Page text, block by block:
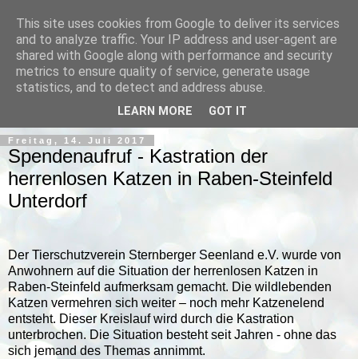
Freitag, 14. Juli 2017
Spendenaufruf - Kastration der
herrenlosen Katzen in Raben-Steinfeld
Unterdorf
Der Tierschutzverein Sternberger Seenland e.V. wurde von
Anwohnern auf die Situation der herrenlosen Katzen in
Raben-Steinfeld aufmerksam gemacht. Die wildlebenden
Katzen vermehren sich weiter – noch mehr Katzenelend
entsteht. Dieser Kreislauf wird durch die Kastration
unterbrochen. Die Situation besteht seit Jahren - ohne das
sich jemand des Themas annimmt.
This site uses cookies from Google to deliver its services
and to analyze traffic. Your IP address and user-agent are
shared with Google along with performance and security
metrics to ensure quality of service, generate usage
statistics, and to detect and address abuse.
LEARN MORE GOT IT